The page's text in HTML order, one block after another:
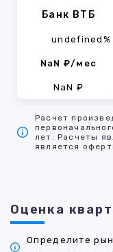
Банк ВТБ
undefined%
NaN ₽/мес
NaN ₽
Расчет
лет. Расчеты
является
Оценка
Определите